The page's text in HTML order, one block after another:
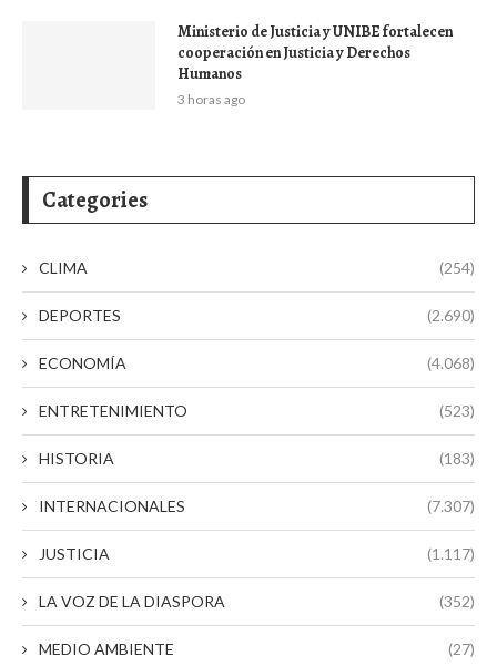
Ministerio de Justicia y UNIBE fortalecen
cooperación en Justicia y Derechos
Humanos
3 horas ago
Categories
CLIMA (254)
DEPORTES (2.690)
ECONOMÍA (4.068)
ENTRETENIMIENTO (523)
HISTORIA (183)
INTERNACIONALES (7.307)
JUSTICIA (1.117)
LA VOZ DE LA DIASPORA (352)
MEDIO AMBIENTE (27)